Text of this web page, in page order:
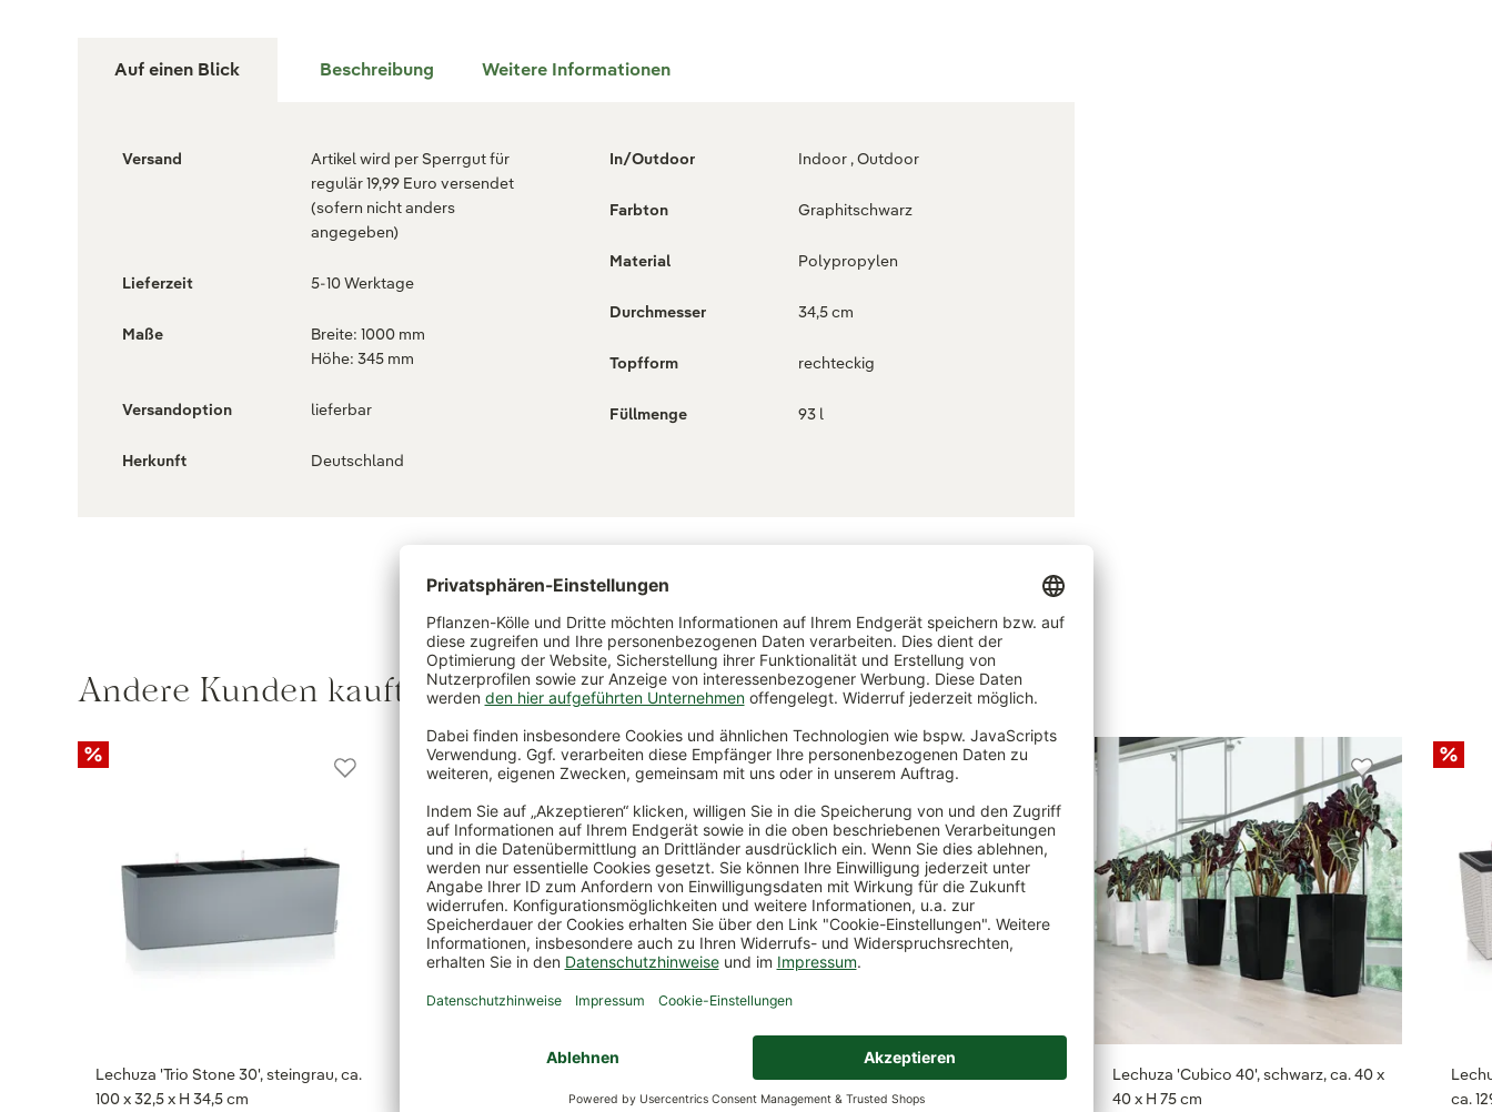
Auf einen Blick Beschreibung Weitere Informationen
Versand
Artikel wird per Sperrgut für
regulär 19,99 Euro versendet
(sofern nicht anders
angegeben)
Lieferzeit 5-10 Werktage
Maße
Breite: 1000 mm
Höhe: 345 mm
Versandoption lieferbar
Herkunft Deutschland
In/Outdoor Indoor , Outdoor
Farbton Graphitschwarz
Material Polypropylen
Durchmesser 34,5 cm
Topfform rechteckig
Füllmenge 93 l
Andere Kunden kauften auch
Lechuza 'Trio Stone 30', steingrau, ca.
100 x 32,5 x H 34,5 cm
graphitschwarz, ca. 129,5 x 42 x H 44…
ca. Ø 16 x H 15 cm
Lechuza 'Cubico 40', schwarz, ca. 40 x
40 x H 75 cm
ca.